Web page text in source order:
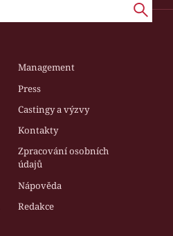
Management
Press
Castingy a výzvy
Kontakty
Zpracování osobních
údajů
Nápověda
Redakce